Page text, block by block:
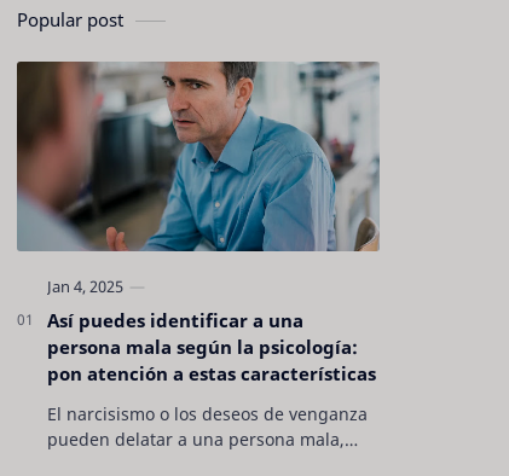
Popular post
Así puedes identificar a una
persona mala según la psicología:
pon atención a estas características
El narcisismo o los deseos de venganza
pueden delatar a una persona mala,